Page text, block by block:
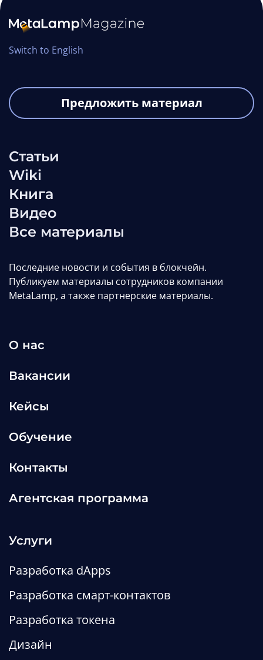
Switch to English
Предложить материал
Статьи
Wiki
Книга
Видео
Все материалы
Последние новости и события в блокчейн.
Публикуем материалы сотрудников компании
MetaLamp, а также партнерские материалы.
О нас
Вакансии
Кейсы
Обучение
Контакты
Агентская программа
Услуги
Разработка dApps
Разработка смарт-контактов
Разработка токена
Дизайн